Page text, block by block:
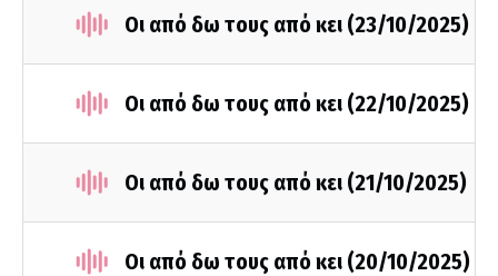
Οι από δω τους από κει (23/10/2025)
Οι από δω τους από κει (22/10/2025)
Οι από δω τους από κει (21/10/2025)
Οι από δω τους από κει (20/10/2025)